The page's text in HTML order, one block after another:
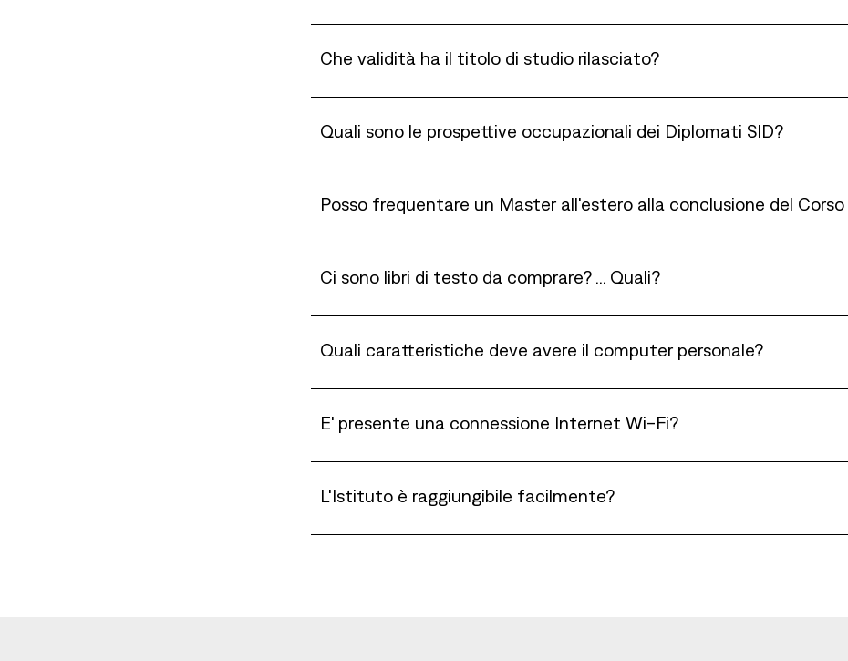
Che validità ha il titolo di studio rilasciato?
Quali sono le prospettive occupazionali dei Diplomati SID?
Posso frequentare un Master all'estero alla conclusione del
Ci sono libri di testo da comprare? ... Quali?
Quali caratteristiche deve avere il computer personale?
E' presente una connessione Internet Wi-Fi?
L'Istituto è raggiungibile facilmente?